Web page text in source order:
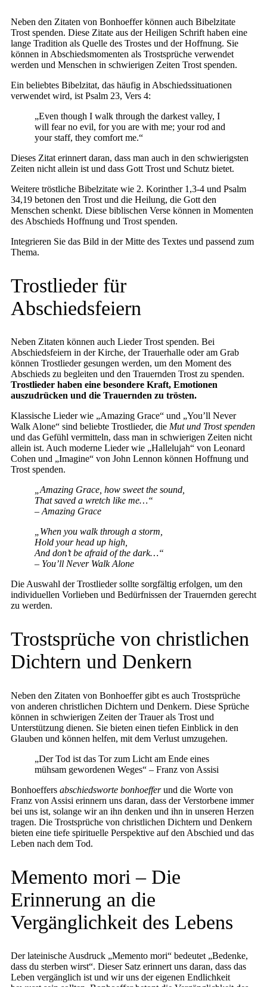
Neben den Zitaten von Bonhoeffer können auch Bibelzitate
Trost spenden. Diese Zitate aus der Heiligen Schrift haben eine
lange Tradition als Quelle des Trostes und der Hoffnung. Sie
können in Abschiedsmomenten als Trostsprüche verwendet
werden und Menschen in schwierigen Zeiten Trost spenden.
Ein beliebtes Bibelzitat, das häufig in Abschiedssituationen
verwendet wird, ist Psalm 23, Vers 4:
„Even though I walk through the darkest valley, I
will fear no evil, for you are with me; your rod and
your staff, they comfort me.“
Dieses Zitat erinnert daran, dass man auch in den schwierigsten
Zeiten nicht allein ist und dass Gott Trost und Schutz bietet.
Weitere tröstliche Bibelzitate wie 2. Korinther 1,3-4 und Psalm
34,19 betonen den Trost und die Heilung, die Gott den
Menschen schenkt. Diese biblischen Verse können in Momenten
des Abschieds Hoffnung und Trost spenden.
Integrieren Sie das Bild in der Mitte des Textes und passend zum
Thema.
Trostlieder für
Abschiedsfeiern
Neben Zitaten können auch Lieder Trost spenden. Bei
Abschiedsfeiern in der Kirche, der Trauerhalle oder am Grab
können Trostlieder gesungen werden, um den Moment des
Abschieds zu begleiten und den Trauernden Trost zu spenden.
Trostlieder haben eine besondere Kraft, Emotionen
auszudrücken und die Trauernden zu trösten.
Klassische Lieder wie „Amazing Grace“ und „You’ll Never
Walk Alone“ sind beliebte Trostlieder, die Mut und Trost spenden
und das Gefühl vermitteln, dass man in schwierigen Zeiten nicht
allein ist. Auch moderne Lieder wie „Hallelujah“ von Leonard
Cohen und „Imagine“ von John Lennon können Hoffnung und
Trost spenden.
„Amazing Grace, how sweet the sound,
That saved a wretch like me…“
– Amazing Grace
„When you walk through a storm,
Hold your head up high,
And don’t be afraid of the dark…“
– You’ll Never Walk Alone
Die Auswahl der Trostlieder sollte sorgfältig erfolgen, um den
individuellen Vorlieben und Bedürfnissen der Trauernden gerecht
zu werden.
Trostsprüche von christlichen
Dichtern und Denkern
Neben den Zitaten von Bonhoeffer gibt es auch Trostsprüche
von anderen christlichen Dichtern und Denkern. Diese Sprüche
können in schwierigen Zeiten der Trauer als Trost und
Unterstützung dienen. Sie bieten einen tiefen Einblick in den
Glauben und können helfen, mit dem Verlust umzugehen.
„Der Tod ist das Tor zum Licht am Ende eines
mühsam gewordenen Weges“ – Franz von Assisi
Bonhoeffers abschiedsworte bonhoefferund die Worte von
Franz von Assisi erinnern uns daran, dass der Verstorbene immer
bei uns ist, solange wir an ihn denken und ihn in unseren Herzen
tragen. Die Trostsprüche von christlichen Dichtern und Denkern
bieten eine tiefe spirituelle Perspektive auf den Abschied und das
Leben nach dem Tod.
Memento mori – Die
Erinnerung an die
Vergänglichkeit des Lebens
Der lateinische Ausdruck „Memento mori“ bedeutet „Bedenke,
dass du sterben wirst“. Dieser Satz erinnert uns daran, dass das
Leben vergänglich ist und wir uns der eigenen Endlichkeit